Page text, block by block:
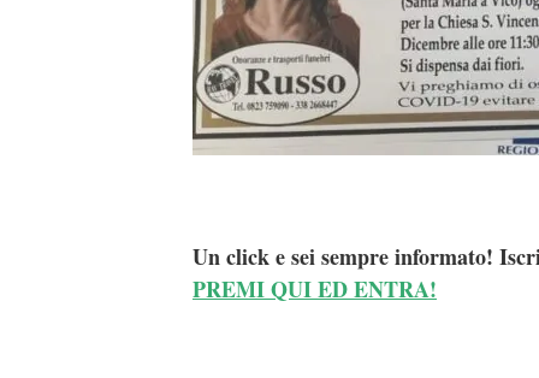
Un click e sei sempre informato!
PREMI QUI ED ENTRA!